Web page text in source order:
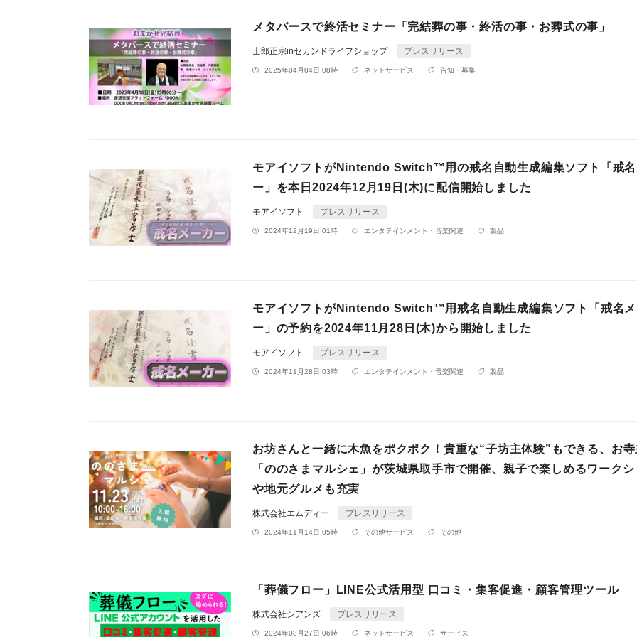
メタバースで終活セミナー「完結葬の事・終活の事・お葬式の事」
士郎正宗inセカンドライフショップ プレスリリース
2025年04月04日 08時 ネットサービス 告知・募集
モアイソフトがNintendo Switch™用の戒名自動生成編集ソフト「戒名
ー」を本日2024年12月19日(木)に配信開始しました
モアイソフト プレスリリース
2024年12月19日 01時 エンタテインメント・音楽関連 製品
モアイソフトがNintendo Switch™用戒名自動生成編集ソフト「戒名メ
ー」の予約を2024年11月28日(木)から開始しました
モアイソフト プレスリリース
2024年11月28日 03時 エンタテインメント・音楽関連 製品
お坊さんと一緒に木魚をポクポク！貴重な“子坊主体験”もできる、お
「ののさまマルシェ」が茨城県取手市で開催、親子で楽しめるワーク
や地元グルメも充実
株式会社エムディー プレスリリース
2024年11月14日 05時 その他サービス その他
「葬儀フロー」LINE公式活用型 口コミ・集客促進・顧客管理ツール
株式会社シアンズ プレスリリース
2024年08月27日 06時 ネットサービス サービス